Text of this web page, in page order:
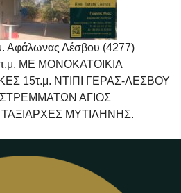
Αφάλωνας Λέσβου (4277)
ΜΕ ΜΟΝΟΚΑΤΟΙΚΙΑ
15τ.μ. ΝΤΙΠΙ ΓΕΡΑΣ-ΛΕΣΒΟΥ
ΑΓΙΟΣ
ΜΥΤΙΛΗΝΗΣ.